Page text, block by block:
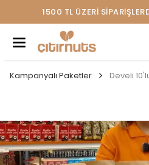
1500 TL ÜZERİ
Kampanyalı Paketler Develi